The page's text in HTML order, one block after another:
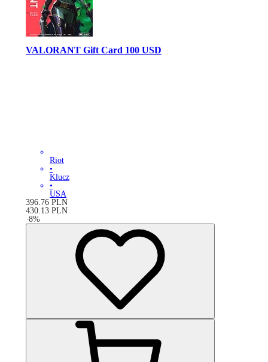
VALORANT Gift Card 100 USD
Riot
•
Klucz
•
USA
396.76 PLN
430.13 PLN
-8%